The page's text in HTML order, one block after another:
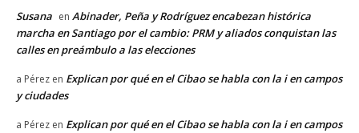
Susana en Abinader, Peña y Rodríguez encabezan histórica
marcha en Santiago por el cambio: PRM y aliados conquistan las
calles en preámbulo a las elecciones
a Pérez en Explican por qué en el Cibao se habla con la i en campos
y ciudades
a Pérez en Explican por qué en el Cibao se habla con la i en campos